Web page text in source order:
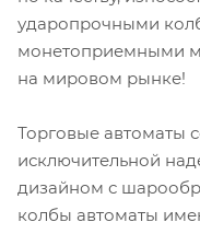
ударопрочными
монетоприемными
на мировом рынке!
Торговые автоматы
исключительной
дизайном с
колбы автоматы